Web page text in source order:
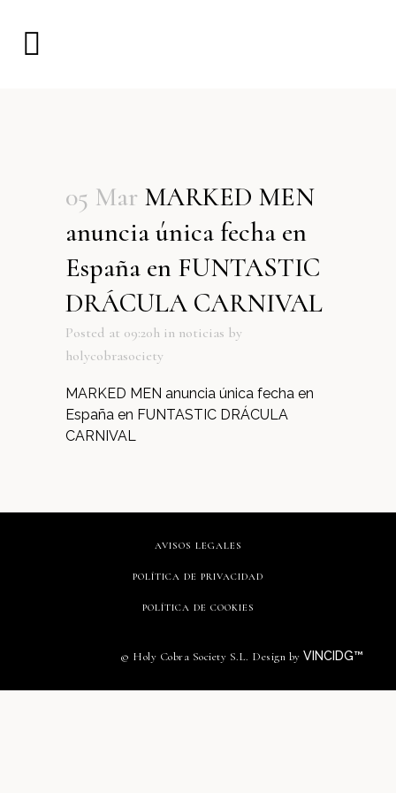
05 Mar MARKED MEN
anuncia única fecha en
España en FUNTASTIC
DRÁCULA CARNIVAL
Posted at 09:20h in noticias by
holycobrasociety
MARKED MEN anuncia única fecha en
España en FUNTASTIC DRÁCULA
CARNIVAL
AVISOS LEGALES
POLÍTICA DE PRIVACIDAD
POLÍTICA DE COOKIES
© Holy Cobra Society S.L. Design by VINCIDG™